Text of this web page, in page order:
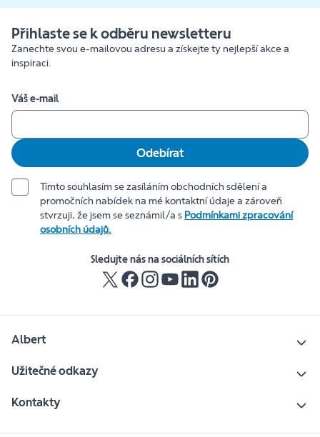
Přihlaste se k odběru newsletteru
Zanechte svou e-mailovou adresu a získejte ty nejlepší akce a
inspiraci.
Váš e-mail
Odebírat
Tímto souhlasím se zasíláním obchodních sdělení a
promočních nabídek na mé kontaktní údaje a zároveň
stvrzuji, že jsem se seznámil/a s Podmínkami zpracování
osobních údajů.
Sledujte nás na sociálních sítích
Albert
Užitečné odkazy
Kontakty